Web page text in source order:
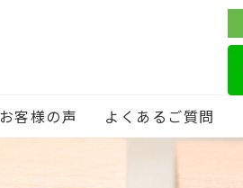
客様の声 よくあるご質問